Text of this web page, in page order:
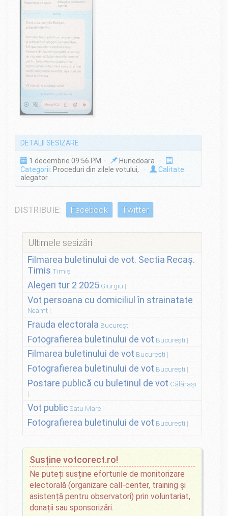
DETALII SESIZARE
1 decembrie 09:56 PM ·
Hunedoara ·
Categorii: Proceduri din zilele votului, ·
Calitate:
alegator
DISTRIBUIE: Facebook Twitter
Ultimele sesizări
Filmarea buletinului de vot. Sectia Recaș.
Timis Timiș
Alegeri tur 2 2025 Giurgiu
Vot persoana cu domiciliul în strainatate
Neamț
Frauda electorala București
Fotografierea buletinului de vot București
Filmarea buletinului de vot București
Fotografierea buletinului de vot București
Postare publică cu buletinul de vot Călărași
Vot public Satu Mare
Fotografierea buletinului de vot București
Susține votcorect.ro!
Ne puteți susține eforturile de monitorizare
electorală (organizare call-center, training și
asistență pentru observatori) prin voluntariat,
donații sau sponsorizări.